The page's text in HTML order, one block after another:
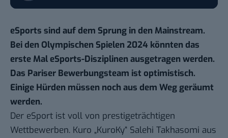
eSports sind auf dem Sprung in den Mainstream.
Bei den Olympischen Spielen 2024 könnten das
erste Mal eSports-Disziplinen ausgetragen werden.
Das Pariser Bewerbungsteam ist optimistisch.
Einige Hürden müssen noch aus dem Weg geräumt
werden.
Der eSport ist voll von prestigeträchtigen
Wettbewerben. Kuro „KuroKy“ Salehi Takhasomi aus